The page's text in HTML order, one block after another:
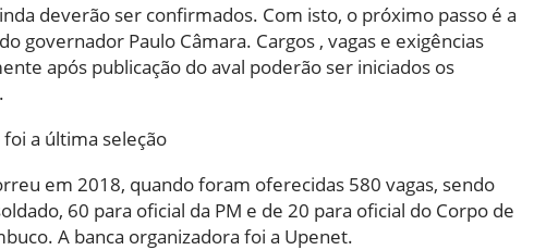
deverão ser confirmados. Com isto, o próximo passo é a
governador Paulo Câmara. Cargos , vagas e exigências
após publicação do aval poderão ser iniciados os
foi a última seleção
em 2018, quando foram oferecidas 580 vagas, sendo
60 para oficial da PM e de 20 para oficial do Corpo de
A banca organizadora foi a Upenet.